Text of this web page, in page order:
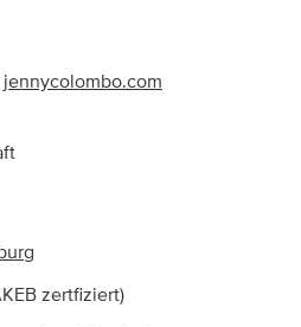
jennycolombo.com
zertfiziert)